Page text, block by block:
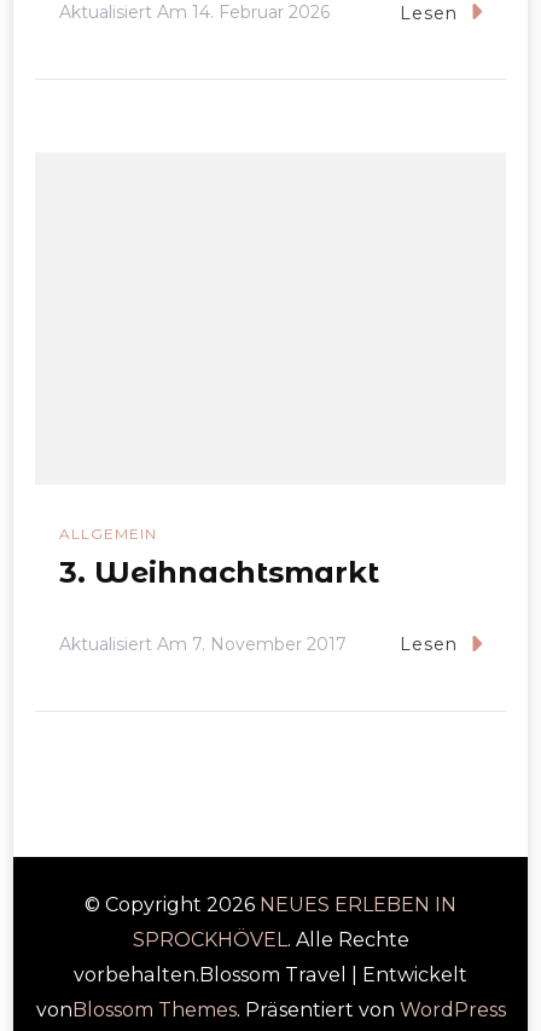
Aktualisiert Am 14. Februar 2026 Lesen
ALLGEMEIN
3. Weihnachtsmarkt
Aktualisiert Am 7. November 2017 Lesen
© Copyright 2026 NEUES ERLEBEN IN
SPROCKHÖVEL. Alle Rechte
vorbehalten.Blossom Travel | Entwickelt
vonBlossom Themes. Präsentiert von WordPress